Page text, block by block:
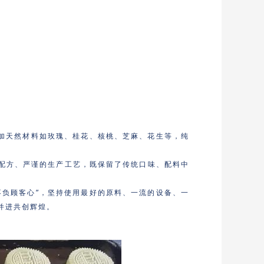
然材料如玫瑰、桂花、核桃、芝麻、花生等，纯
、严谨的生产工艺，既保留了传统口味、配料中
顾客心”，坚持使用最好的原料、一流的设备、一
共创辉煌。